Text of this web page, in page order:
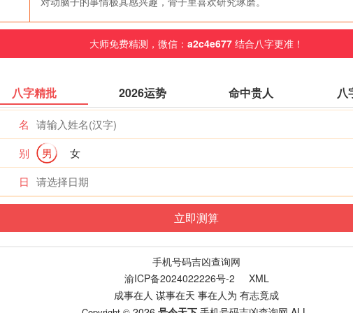
大师免费精测，微信： a2c4e677 结合八字更准！
八字精批 2026运势 命中贵人 八
名
别
男
女
日
手机号码吉凶查询网
渝ICP备2024022226号-2
XML
成事在人 谋事在天 事在人为 有志竟成